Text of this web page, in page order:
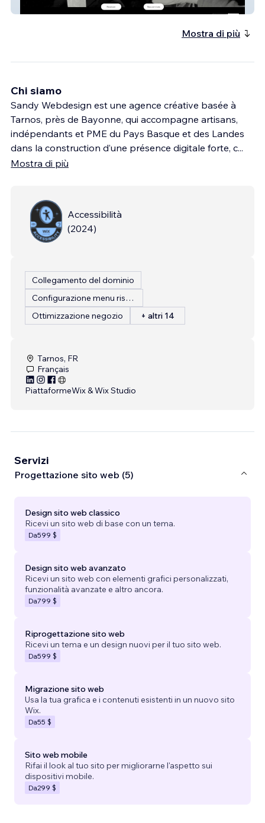
Makina Detailing
Mostra di più
Chi siamo
Sandy Webdesign est une agence créative basée à
Tarnos, près de Bayonne, qui accompagne artisans,
indépendants et PME du Pays Basque et des Landes
dans la construction d’une présence digitale forte, c...
Mostra di più
Accessibilità
(2024)
Collegamento del dominio
Configurazione menu ristorante
Ottimizzazione negozio
+ altri 14
Tarnos, FR
Français
PiattaformeWix & Wix Studio
Servizi
Progettazione sito web (5)
Design sito web classico
Ricevi un sito web di base con un tema.
Da599 $
Design sito web avanzato
Ricevi un sito web con elementi grafici personalizzati,
funzionalità avanzate e altro ancora.
Da799 $
Riprogettazione sito web
Ricevi un tema e un design nuovi per il tuo sito web.
Da599 $
Migrazione sito web
Usa la tua grafica e i contenuti esistenti in un nuovo sito
Wix.
Da55 $
Sito web mobile
Rifai il look al tuo sito per migliorarne l'aspetto sui
dispositivi mobile.
Da299 $